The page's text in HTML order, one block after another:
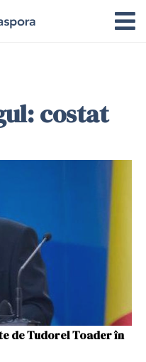
costat
de Tudorel Toader în